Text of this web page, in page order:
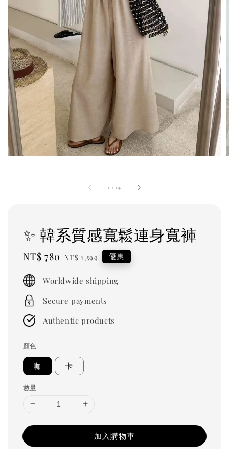
1 /14
✨ 韓系質感寬鬆連身寬褲
Sale
NT$ 780 Regular
NT$ 1,599 優惠
Worldwide shipping
Secure payments
Authentic products
顏色
咖 卡
數量
加入購物車